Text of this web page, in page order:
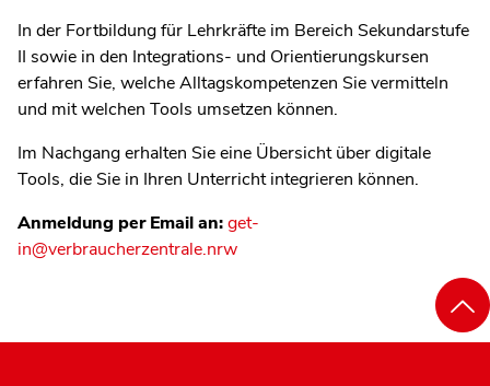
In der Fortbildung für Lehrkräfte im Bereich Sekundarstufe
II sowie in den Integrations- und Orientierungskursen
erfahren Sie, welche Alltagskompetenzen Sie vermitteln
und mit welchen Tools umsetzen können.
Im Nachgang erhalten Sie eine Übersicht über digitale
Tools, die Sie in Ihren Unterricht integrieren können.
Anmeldung per Email an:get-
in@verbraucherzentrale.nrw